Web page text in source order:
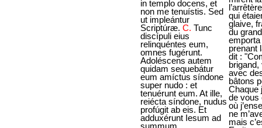
in templo docens, et
non me tenuístis. Sed
ut impleántur
Scriptúræ. C. Tunc
discípuli eius
relinquéntes eum,
omnes fugérunt.
Adoléscens autem
quidam sequebátur
eum amíctus síndone
super nudo : et
tenuérunt eum. At ille,
reiécta síndone, nudus
profúgit ab eis. Et
adduxérunt Iesum ad
summum